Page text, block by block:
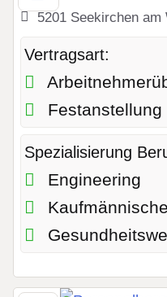
5201 Seekirchen
Vertragsart:
Festanstellung
Spezialisierung
Engineering